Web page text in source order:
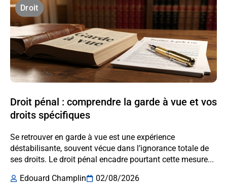
Droit
Droit pénal : comprendre la garde à vue et vos
droits spécifiques
Se retrouver en garde à vue est une expérience
déstabilisante, souvent vécue dans l’ignorance totale de
ses droits. Le droit pénal encadre pourtant cette mesure...
Edouard Champlin
02/08/2026